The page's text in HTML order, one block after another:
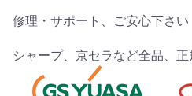
修理・サポート、ご安心下さい
シャープ、京セラなど全品、正